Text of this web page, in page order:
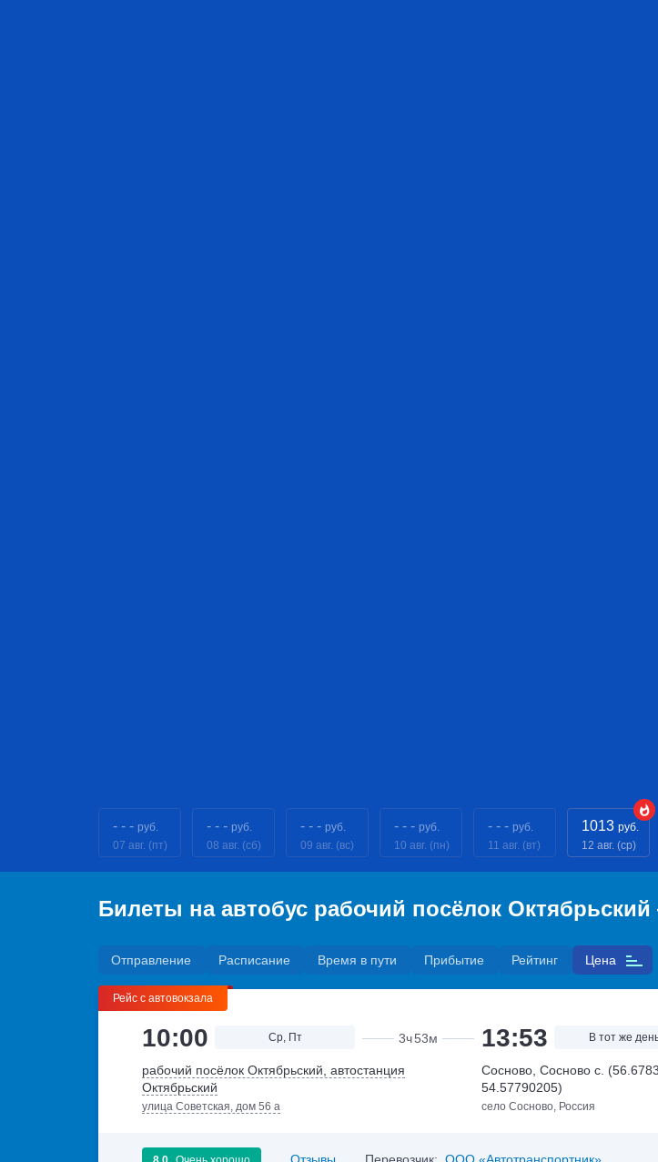
- - - руб.
07 авг. (пт)
- - - руб.
08 авг. (сб)
- - - руб.
09 авг. (вс)
- - - руб.
10 авг. (пн)
- - - руб.
11 авг. (вт)
1013 руб.
12 авг. (ср)
Билеты на автобус рабочий посёлок
Отправление Расписание Время в пути Прибытие Рейтинг Цена
Рейс с автовокзала
10:00 Ср, Пт 3ч53м 13:53 В тот же
рабочий посёлок Октябрьский, автостанция
Октябрьский
улица Советская, дом 56 а
Сосново, Сосново с.
54.57790205)
село Сосново, Россия